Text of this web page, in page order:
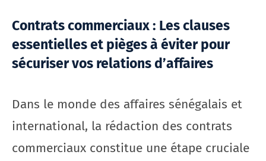
Contrats commerciaux : Les clauses
essentielles et pièges à éviter pour
sécuriser vos relations d’affaires
Dans le monde des affaires sénégalais et
international, la rédaction des contrats
commerciaux constitue une étape cruciale